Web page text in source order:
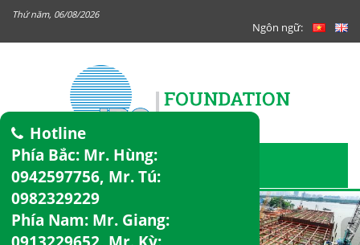
Thứ năm, 06/08/2026
Ngôn ngữ:
Hotline
Phía Bắc: Mr. Hùng:
0942597756, Mr. Tú:
0982329229
Phía Nam: Mr. Giang: